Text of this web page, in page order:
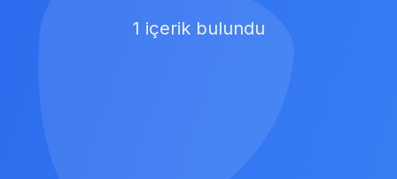
1 içerik bulundu